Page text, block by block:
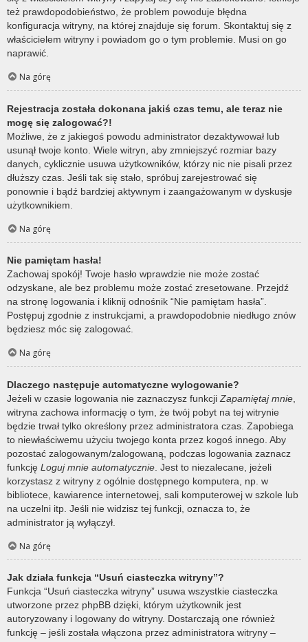
też prawdopodobieństwo, że problem powoduje błędna
konfiguracja witryny, na której znajduje się forum. Skontaktuj się z
właścicielem witryny i powiadom go o tym problemie. Musi on go
naprawić.
Na górę
Rejestracja została dokonana jakiś czas temu, ale teraz nie
mogę się zalogować?!
Możliwe, że z jakiegoś powodu administrator dezaktywował lub
usunął twoje konto. Wiele witryn, aby zmniejszyć rozmiar bazy
danych, cyklicznie usuwa użytkowników, którzy nic nie pisali przez
dłuższy czas. Jeśli tak się stało, spróbuj zarejestrować się
ponownie i bądź bardziej aktywnym i zaangażowanym w dyskusje
użytkownikiem.
Na górę
Nie pamiętam hasła!
Zachowaj spokój! Twoje hasło wprawdzie nie może zostać
odzyskane, ale bez problemu może zostać zresetowane. Przejdź
na stronę logowania i kliknij odnośnik “Nie pamiętam hasła”.
Postępuj zgodnie z instrukcjami, a prawdopodobnie niedługo znów
będziesz móc się zalogować.
Na górę
Dlaczego następuje automatyczne wylogowanie?
Jeżeli w czasie logowania nie zaznaczysz funkcji Zapamiętaj mnie
witryna zachowa informację o tym, że twój pobyt na tej witrynie
będzie trwał tylko określony przez administratora czas. Zapobiega
to niewłaściwemu użyciu twojego konta przez kogoś innego. Aby
pozostać zalogowanym/zalogowaną, podczas logowania zaznacz
funkcję Loguj mnie automatycznie . Jest to niezalecane, jeżeli
korzystasz z witryny z ogólnie dostępnego komputera, np. w
bibliotece, kawiarence internetowej, sali komputerowej w szkole lub
na uczelni itp. Jeśli nie widzisz tej funkcji, oznacza to, że
administrator ją wyłączył.
Na górę
Jak działa funkcja “Usuń ciasteczka witryny”?
Funkcja “Usuń ciasteczka witryny” usuwa wszystkie ciasteczka
utworzone przez phpBB dzięki, którym użytkownik jest
autoryzowany i logowany do witryny. Dostarczają one również
funkcję – jeśli została włączona przez administratora witryny –